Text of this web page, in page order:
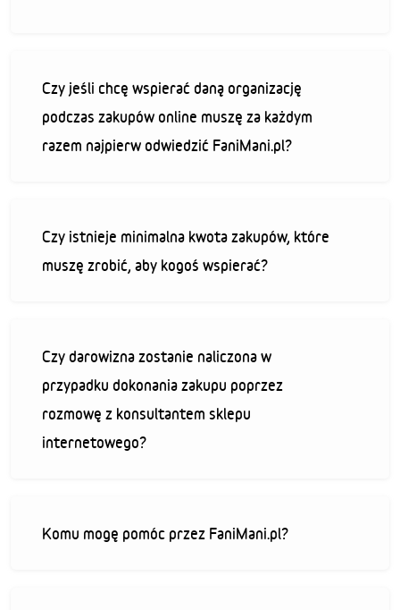
Czy jeśli chcę wspierać daną organizację
podczas zakupów online muszę za każdym
razem najpierw odwiedzić FaniMani.pl?
Czy istnieje minimalna kwota zakupów, które
muszę zrobić, aby kogoś wspierać?
Czy darowizna zostanie naliczona w
przypadku dokonania zakupu poprzez
rozmowę z konsultantem sklepu
internetowego?
Komu mogę pomóc przez FaniMani.pl?